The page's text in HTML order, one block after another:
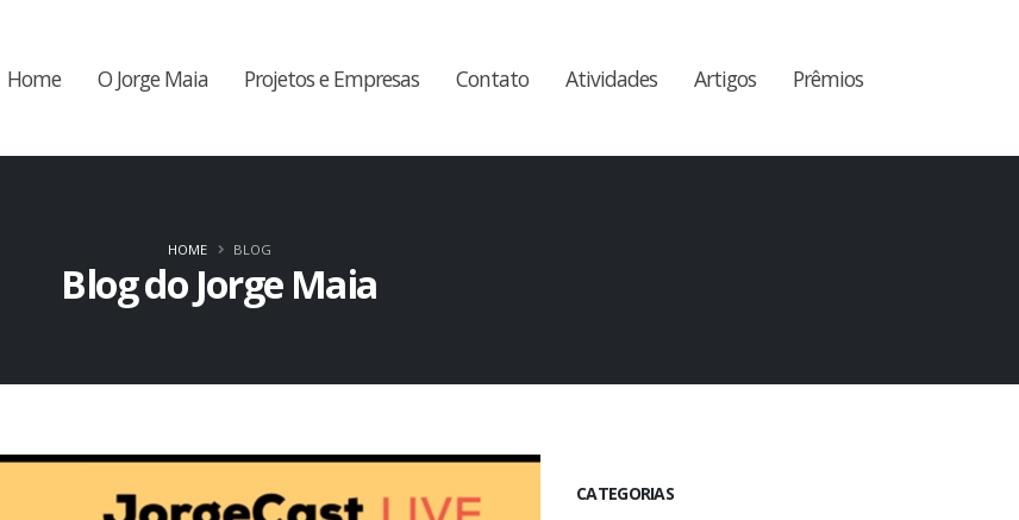
Home O Jorge Maia Projetos e Empresas Contato Atividades Artigos Prêmios
Blog do Jorge Maia
HOME BLOG
CATEGORIAS